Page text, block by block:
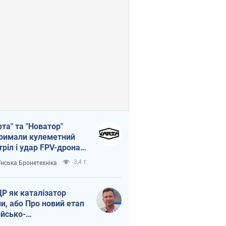
та "Новатор"
кулеметний
і удар FPV-дрона,
життя
ЗСУ
Бронетехніка 3,4 т.
як каталізатор
або Про новий етап